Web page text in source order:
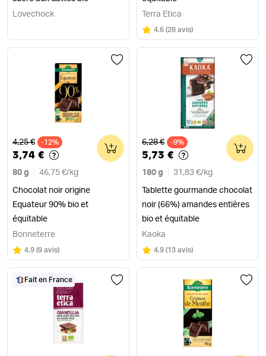
Lovechock
Terra Etica
Note
4.6 sur 5
(28 avis)
Ancien prix
4,25 € -12%
3,74 €
80 g 46,75 €/ kg
Chocolat noir origine
Equateur 90% bio et
équitable
0
Bonneterre
Note
4.9 sur 5
(9 avis)
Ancien prix
6,28 € -9%
5,73 €
180 g 31,83 €/ kg
Tablette gourmande chocolat
noir (66%) amandes entières
bio et équitable
0
Kaoka
Note
4.9 sur 5
(13 avis)
Fait en France